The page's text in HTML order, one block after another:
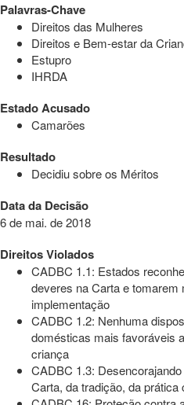
Palavras-Chave
Direitos das Mulheres
Direitos e Bem-estar da
Estupro
IHRDA
Estado Acusado
Camarões
Resultado
Decidiu sobre os Méritos
Data da Decisão
6 de mai. de 2018
Direitos Violados
CADBC 1.1: Estados
deveres na Carta e tomarem
implementação
CADBC 1.2: Nenhuma
domésticas mais favoráveis
criança
CADBC 1.3:
Carta, da tradição, da prática